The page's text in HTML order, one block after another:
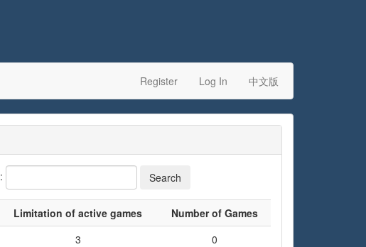
Register Log In 中文版
Limitation of active games
Number of Games
3
0